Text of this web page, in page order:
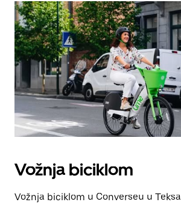
Vožnja biciklom
Vožnja biciklom u Converseu u